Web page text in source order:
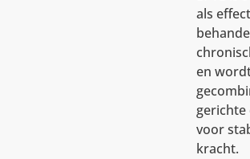
als
en
voor